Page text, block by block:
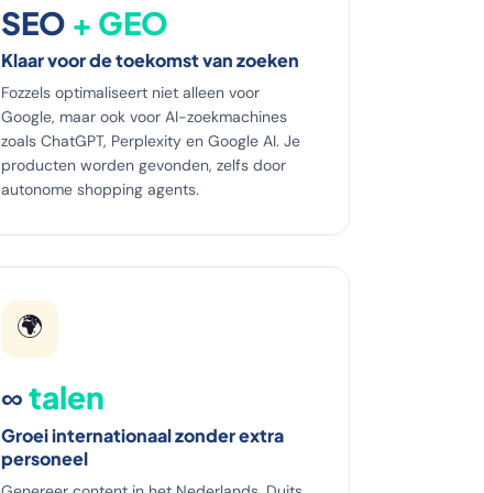
SEO + GEO
Klaar voor de toekomst van zoeken
Fozzels optimaliseert niet alleen voor
Google, maar ook voor AI-zoekmachines
zoals ChatGPT, Perplexity en Google AI. Je
producten worden gevonden, zelfs door
autonome shopping agents.
🌍
∞talen
Groei internationaal zonder extra
personeel